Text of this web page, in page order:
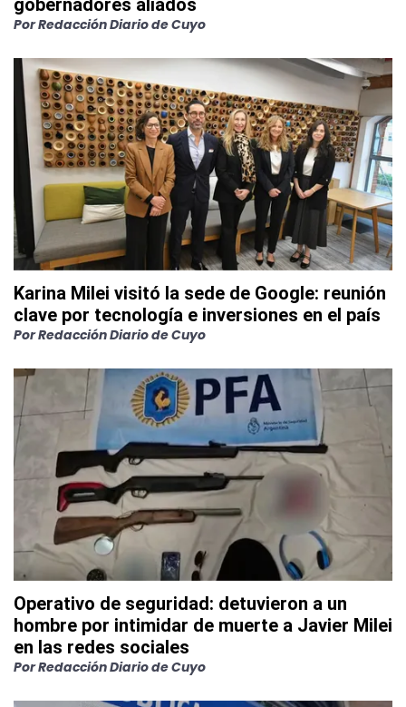
gobernadores aliados
PorRedacción Diario de Cuyo
Karina Milei visitó la sede de Google: reunión
clave por tecnología e inversiones en el país
PorRedacción Diario de Cuyo
Operativo de seguridad: detuvieron a un
hombre por intimidar de muerte a Javier Milei
en las redes sociales
PorRedacción Diario de Cuyo